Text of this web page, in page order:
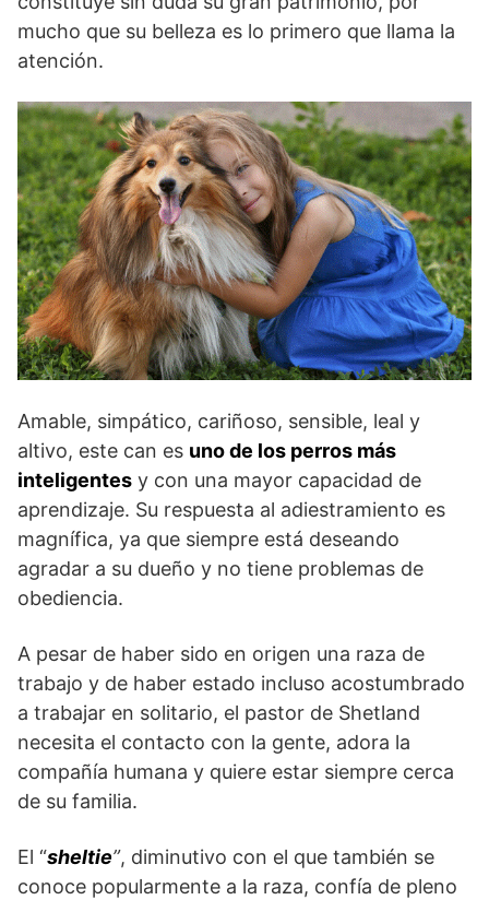
mucho que su belleza es lo primero que llama la
atención.
Amable, simpático, cariñoso, sensible, leal y
altivo, este can es uno de los perros más
inteligentes y con una mayor capacidad de
aprendizaje. Su respuesta al adiestramiento es
magnífica, ya que siempre está deseando
agradar a su dueño y no tiene problemas de
obediencia.
A pesar de haber sido en origen una raza de
trabajo y de haber estado incluso acostumbrado
a trabajar en solitario, el pastor de Shetland
necesita el contacto con la gente, adora la
compañía humana y quiere estar siempre cerca
de su familia.
El “sheltie”, diminutivo con el que también se
conoce popularmente a la raza, confía de pleno